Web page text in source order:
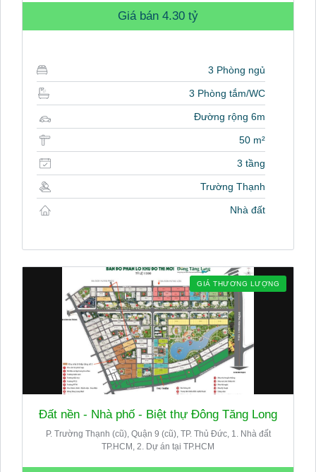
Giá bán 4.30 tỷ
3 Phòng ngủ
3 Phòng tắm/WC
Đường rộng 6m
50 m²
3 tầng
Trường Thạnh
Nhà đất
GIÁ THƯƠNG LƯỢNG
Đất nền - Nhà phố - Biệt thự Đông Tăng Long
P. Trường Thạnh (cũ), Quận 9 (cũ), TP. Thủ Đức, 1. Nhà đất
TP.HCM, 2. Dự án tại TP.HCM